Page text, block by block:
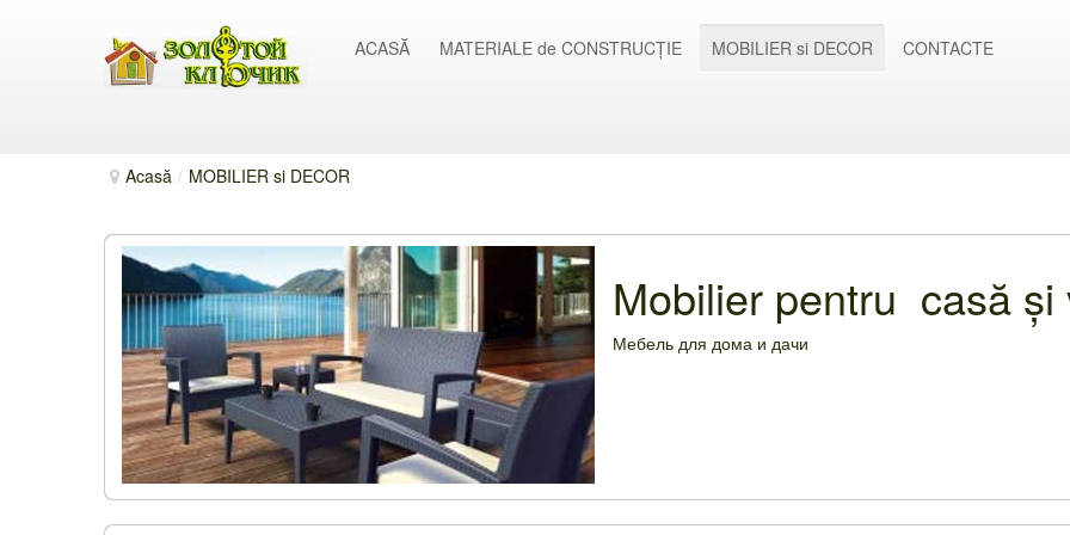
ACASĂ MATERIALE de CONSTRUCȚIE MOBILIER si DECOR CONTACTE
Acasă / MOBILIER si DECOR
Mobilier pentru casă și
Мебель для дома и дачи